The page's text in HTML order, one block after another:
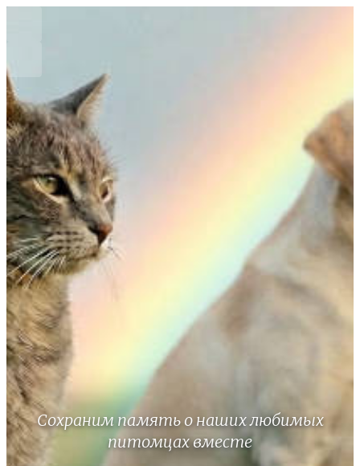
Сохраним память о наших любимых
питомцах вместе